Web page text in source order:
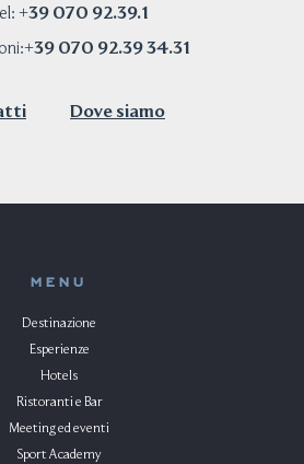
+39 070 92.39.1
+39 070 92.39 34.31
Dove siamo
MENU
Destinazione
Esperienze
Hotels
Ristoranti e Bar
Meeting ed eventi
Sport Academy